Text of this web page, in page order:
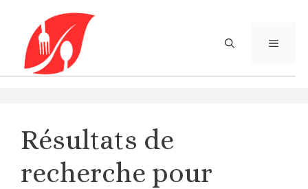
contenu
MENU
Résultats de
recherche pour